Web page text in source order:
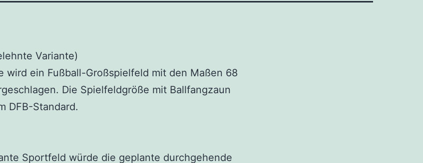
Variante)
wird ein Fußball-Großspielfeld mit den Maßen 68
Die Spielfeldgröße mit Ballfangzaun
DFB-Standard.
Sportfeld würde die geplante durchgehende